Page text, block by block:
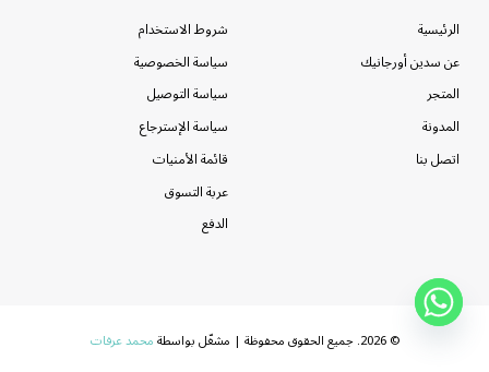
الرئيسية
عن سدين أورجانيك
المتجر
المدونة
اتصل بنا
شروط الاستخدام
سياسة الخصوصية
سياسة التوصيل
سياسة الإسترجاع
قائمة الأمنيات
عربة التسوق
الدفع
© 2026. جميع الحقوق محفوظة | مشغّل بواسطة محمد عرفات